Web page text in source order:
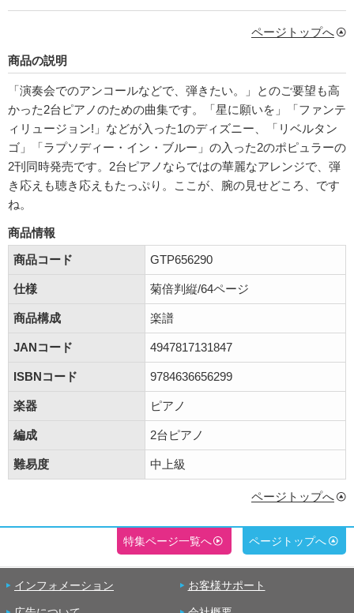
ページトップへ
商品の説明
「演奏会でのアンコールなどで、弾きたい。」とのご要望も高
かった2台ピアノのための曲集です。「星に願いを」「ファンテ
ィリュージョン!」などが入った1のディズニー、「リベルタン
ゴ」「ラプソディー・イン・ブルー」の入った2のポピュラーの
2刊同時発売です。2台ピアノならではの華麗なアレンジで、弾
き応えも聴き応えもたっぷり。ここが、腕の見せどころ、です
ね。
商品情報
商品コード
GTP656290
仕様 菊倍判縦/64ページ
商品構成 楽譜
JANコード 4947817131847
ISBNコード 9784636656299
楽器 ピアノ
編成 2台ピアノ
難易度 中上級
ページトップへ
特集ページ一覧へ ページトップへ
インフォメーション お客様サポート